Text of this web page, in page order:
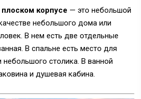
корпусе — это небольшой
небольшого дома или
В нем есть две отдельные
В спальне есть место для
небольшого столика. В ванной
и душевая кабина.